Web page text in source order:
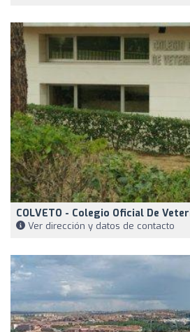
COLVETO - Colegio Oficial De
Ver dirección y datos de contacto